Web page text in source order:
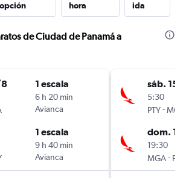
opción
hora
ida
de Ciudad de Panamá a
1 escala
6 h 20 min
Avianca
1 escala
9 h 40 min
Avianca
sáb. 15/
5:30
PTY-MGA
dom.
19:30
MGA- PTY